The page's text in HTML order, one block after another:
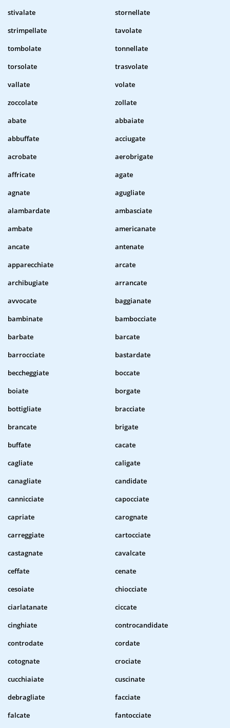
stivalate
stornellate
strimpellate
tavolate
tombolate
tonnellate
torsolate
trasvolate
vallate
volate
zoccolate
zollate
abate
abbaiate
abbuffate
acciugate
acrobate
aerobrigate
affricate
agate
agnate
agugliate
alambardate
ambasciate
ambate
americanate
ancate
antenate
apparecchiate
arcate
archibugiate
arrancate
avvocate
baggianate
bambinate
bambocciate
barbate
barcate
barrocciate
bastardate
beccheggiate
boccate
boiate
borgate
bottigliate
bracciate
brancate
brigate
buffate
cacate
cagliate
caligate
canagliate
candidate
cannicciate
capocciate
capriate
carognate
carreggiate
cartocciate
castagnate
cavalcate
ceffate
cenate
cesoiate
chiocciate
ciarlatanate
ciccate
cinghiate
controcandidate
controdate
cordate
cotognate
crociate
cucchiaiate
cuscinate
debragliate
facciate
falcate
fantocciate